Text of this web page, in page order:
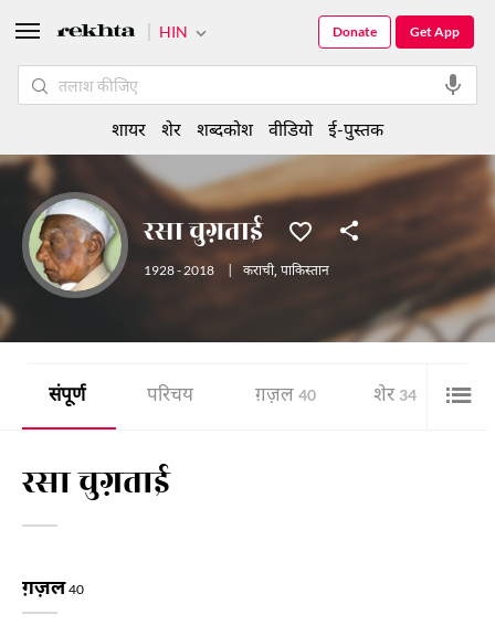
रसा चुग़ताई
1928 - 2018 कराची, पाकिस्तान
संपूर्ण परिचय ग़ज़ल 40 शेर 34
रसा चुग़ताई
ग़ज़ल40
HIN Get App
Donate
शायर शेर शब्दकोश वीडियो ई-पुस्तक